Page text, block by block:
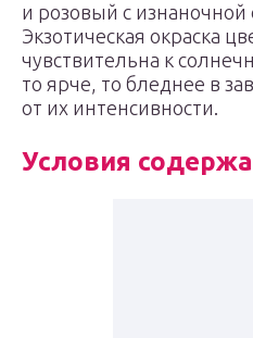
и розовый с изнаночной
Экзотическая окраска
чувствительна к
то ярче, то бледнее в
от их интенсивности.
Условия